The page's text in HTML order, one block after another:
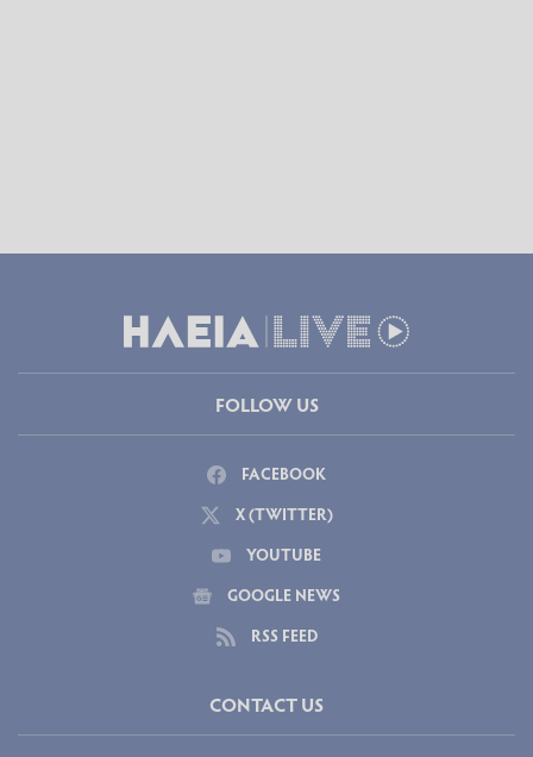
FOLLOW US
FACEBOOK
X (TWITTER)
YOUTUBE
GOOGLE NEWS
RSS FEED
CONTACT US